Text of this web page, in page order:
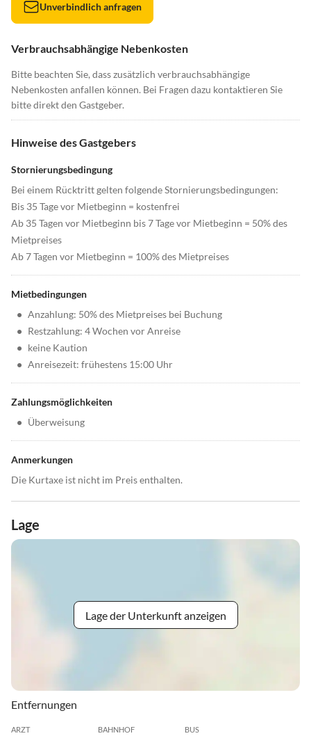
Unverbindlich anfragen
Verbrauchsabhängige Nebenkosten
Bitte beachten Sie, dass zusätzlich verbrauchsabhängige
Nebenkosten anfallen können. Bei Fragen dazu kontaktieren Sie
bitte direkt den Gastgeber.
Hinweise des Gastgebers
Stornierungsbedingung
Bei einem Rücktritt gelten folgende Stornierungsbedingungen:
Bis 35 Tage vor Mietbeginn = kostenfrei
Ab 35 Tagen vor Mietbeginn bis 7 Tage vor Mietbeginn = 50% des
Mietpreises
Ab 7 Tagen vor Mietbeginn = 100% des Mietpreises
Mietbedingungen
• Anzahlung: 50% des Mietpreises bei Buchung
• Restzahlung: 4 Wochen vor Anreise
• keine Kaution
• Anreisezeit: frühestens 15:00 Uhr
Zahlungsmöglichkeiten
• Überweisung
Anmerkungen
Die Kurtaxe ist nicht im Preis enthalten.
Lage
Lage der Unterkunft anzeigen
Entfernungen
ARZT BAHNHOF BUS